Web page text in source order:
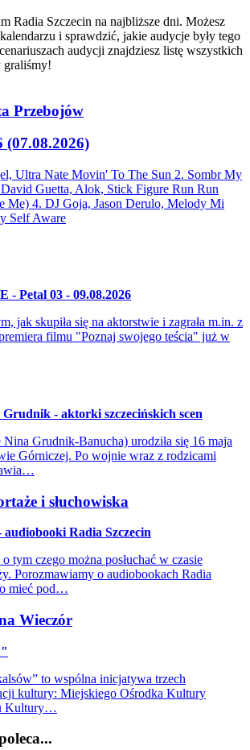
Radia Szczecin na najbliższe dni. Możesz
i sprawdzić, jakie audycje były tego
audycji znajdziesz listę wszystkich
Przebojów
(07.08.2026)
Ultra Nate Movin' To The Sun 2. Sombr My
Guetta, Alok, Stick Figure Run Run
Me) 4. DJ Goja, Jason Derulo, Melody Mi
Self Aware
Petal 03 - 09.08.2026
jak skupiła się na aktorstwie i zagrała m.in. z
filmu "Poznaj swojego teścia" już w
- aktorki szczecińskich scen
Grudnik-Banucha) urodziła się 16 maja
Górniczej. Po wojnie wraz z rodzicami
i słuchowiska
Radia Szczecin
tym czego można posłuchać w czasie
Porozmawiamy o audiobookach Radia
mieć pod…
Wieczór
to wspólna inicjatywa trzech
kultury: Miejskiego Ośrodka Kultury
Kultury…